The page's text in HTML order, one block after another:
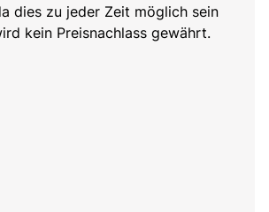
dies zu jeder Zeit möglich sein
kein Preisnachlass gewährt.